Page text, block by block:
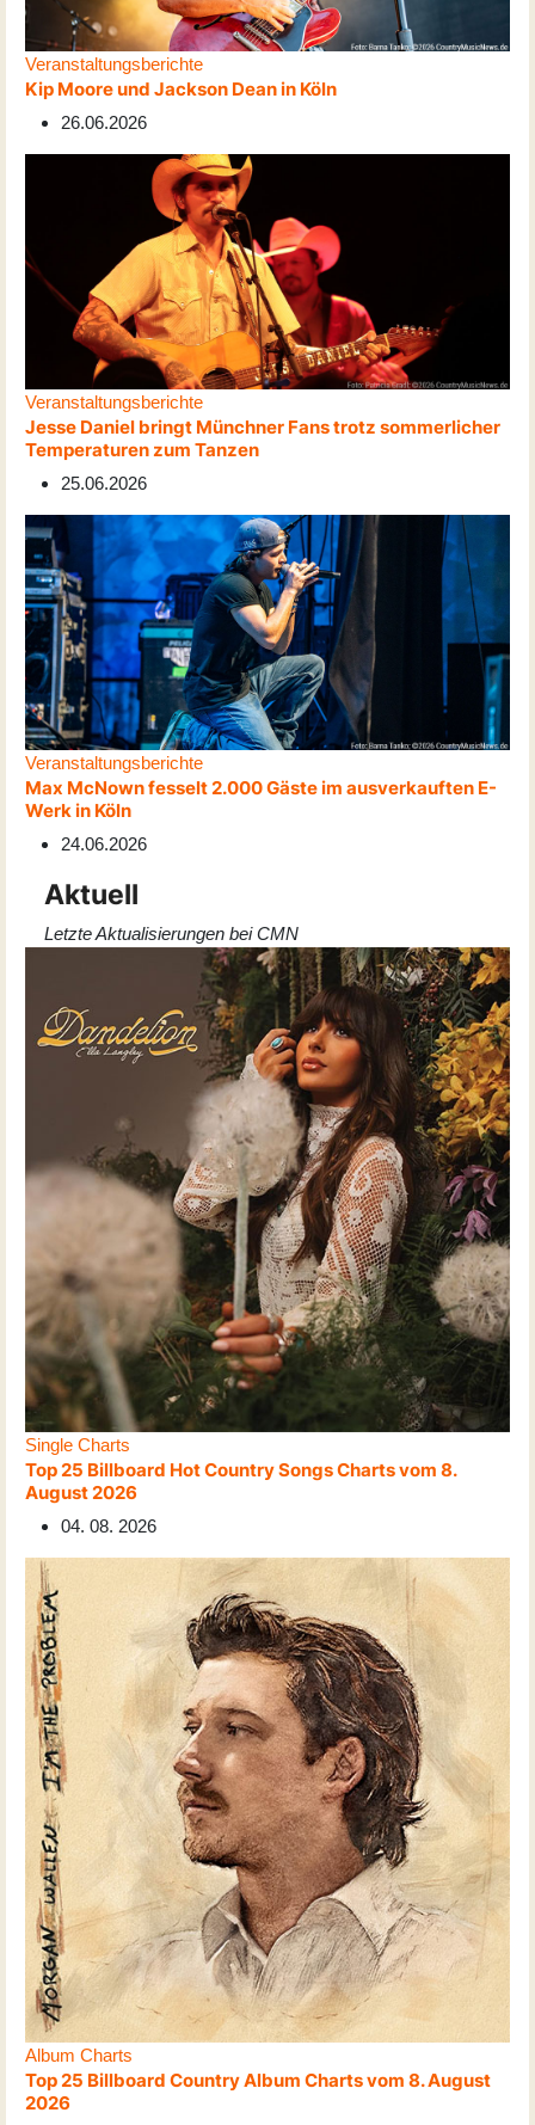
Veranstaltungsberichte
Kip Moore und Jackson Dean in Köln
26.06.2026
Veranstaltungsberichte
Jesse Daniel bringt Münchner Fans trotz sommerlicher
Temperaturen zum Tanzen
25.06.2026
Veranstaltungsberichte
Max McNown fesselt 2.000 Gäste im ausverkauften E-
Werk in Köln
24.06.2026
Aktuell
Letzte Aktualisierungen bei CMN
Single Charts
Top 25 Billboard Hot Country Songs Charts vom 8.
August 2026
04. 08. 2026
Album Charts
Top 25 Billboard Country Album Charts vom 8. August
2026